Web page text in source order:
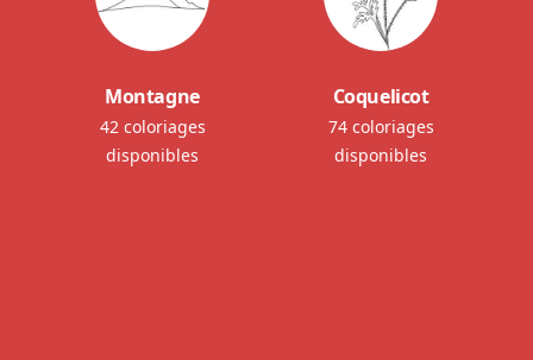
Montagne
42 coloriages
disponibles
Coquelicot
74 coloriages
disponibles